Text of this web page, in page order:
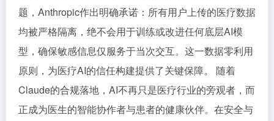
题，Anthropic作出明确承诺：所有用户上传的医疗数据
均被严格隔离，绝不会用于训练或改进任何底层AI模
型，确保敏感信息仅服务于当次交互。这一数据零利用
原则，为医疗AI的信任构建提供了关键保障。 随着
Claude的合规落地，AI不再只是医疗行业的旁观者，而
正成为医生的智能协作者与患者的健康伙伴。在安全与